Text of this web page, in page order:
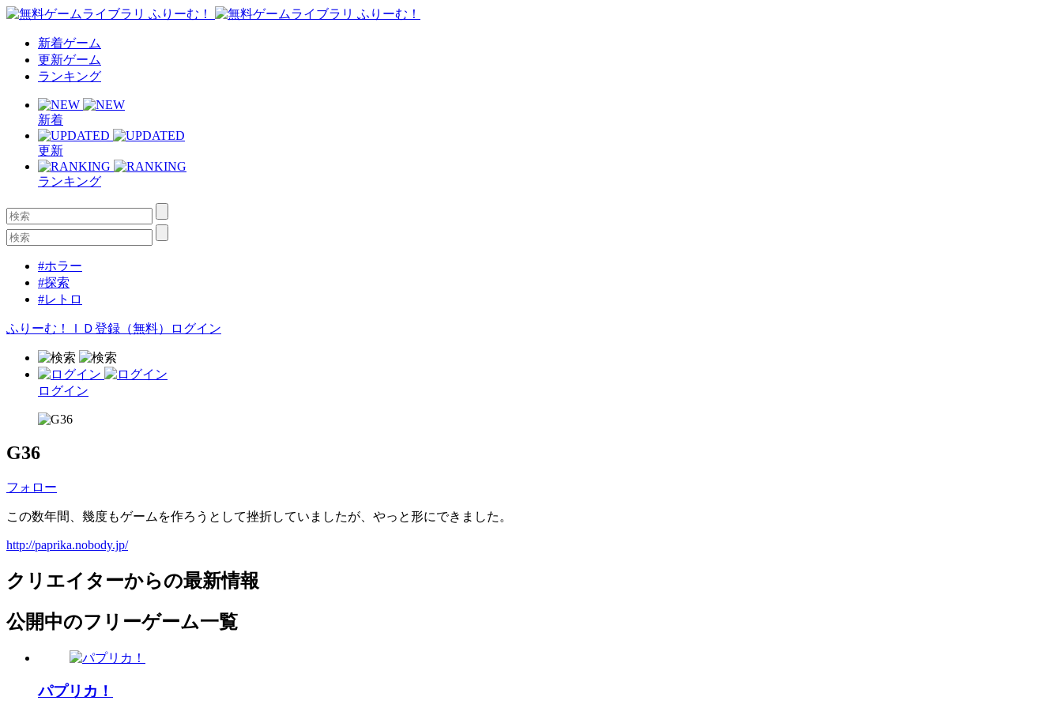
新着ゲーム
更新ゲーム
ランキング
新着
更新
ランキング
#ホラー
#探索
#レトロ
ふりーむ！ＩＤ登録（無料） ログイン
ログイン
G36
フォロー
この数年間、幾度もゲームを作ろうとして挫折していましたが、やっと形にできました。
http://paprika.nobody.jp/
クリエイターからの最新情報
公開中のフリーゲーム一覧
パプリカ！